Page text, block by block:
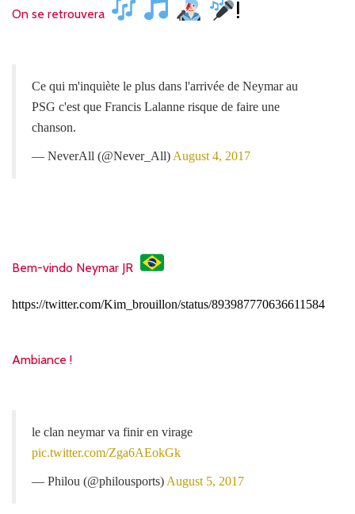
On se retrouvera !
Ce qui m'inquiète le plus dans l'arrivée de Neymar au
PSG c'est que Francis Lalanne risque de faire une
chanson.
— NeverAll (@Never_All) August 4, 2017
Bem-vindo Neymar JR
https://twitter.com/Kim_brouillon/status/893987770636611584
Ambiance !
le clan neymar va finir en virage
pic.twitter.com/Zga6AEokGk
— Philou (@philousports) August 5, 2017